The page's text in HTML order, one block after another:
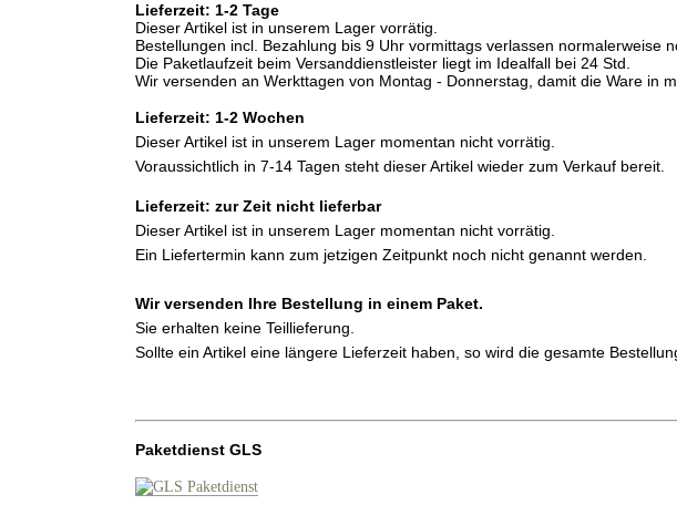
Lieferzeit: 1-2 Tage
Dieser Artikel ist in unserem Lager vorrätig.
Bestellungen incl. Bezahlung bis 9 Uhr vormittags verlassen normalerweise
Die Paketlaufzeit beim Versanddienstleister liegt im Idealfall bei 24 Std.
Wir versenden an Werkttagen von Montag - Donnerstag, damit die Ware in
Lieferzeit: 1-2 Wochen
Dieser Artikel ist in unserem Lager momentan nicht vorrätig.
Voraussichtlich in 7-14 Tagen steht dieser Artikel wieder zum Verkauf bereit.
Lieferzeit: zur Zeit nicht lieferbar
Dieser Artikel ist in unserem Lager momentan nicht vorrätig.
Ein Liefertermin kann zum jetzigen Zeitpunkt noch nicht genannt werden.
Wir versenden Ihre Bestellung in einem Paket.
Sie erhalten keine Teillieferung.
Sollte ein Artikel eine längere Lieferzeit haben, so wird die gesamte
Paketdienst GLS